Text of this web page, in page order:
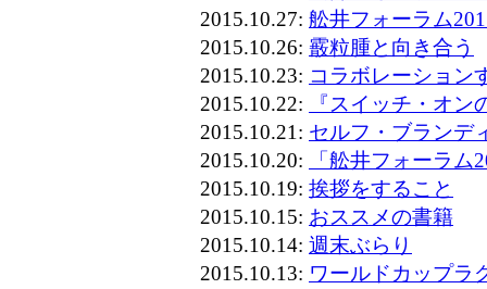
2015.10.27: 舩井フォーラム
2015.10.26: 霰粒腫と向き合う
2015.10.23: コラボレーション
2015.10.22:
『スイッチ・オ
2015.10.21: セルフ・ブランデ
2015.10.20:
「舩井フォーラ
2015.10.19: 挨拶をすること
2015.10.15: おススメの書籍
2015.10.14: 週末ぶらり
2015.10.13: ワールドカップラ